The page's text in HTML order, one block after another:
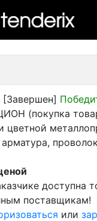
лот
[Завершен]
(покупка
цветной
доступна
поставщикам!
или